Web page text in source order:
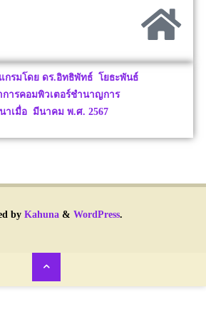
กรมโดย ดร.อิทธิพัทธ์ โยธะพันธ์
การคอมพิวเตอร์ชำนาญการ
าเมื่อ มีนาคม พ.ศ. 2567
byKahuna& WordPress.